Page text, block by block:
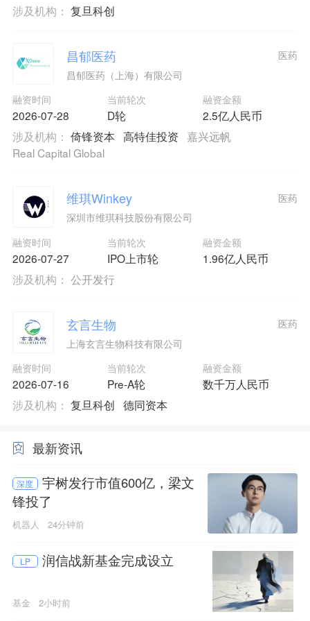
涉及机构： 复旦科创
昌郁医药
昌郁医药（上海）有限公司
融资时间
2026-07-28
当前轮次
D轮
融资金额
2.5亿人民币
医药
涉及机构： 倚锋资本 高特佳投资 嘉兴远帆
Real Capital Global
维琪Winkey
深圳市维琪科技股份有限公司
融资时间
2026-07-27
当前轮次
IPO上市轮
融资金额
1.96亿人民币
医药
涉及机构： 公开发行
玄言生物
上海玄言生物科技有限公司
融资时间
2026-07-16
当前轮次
Pre-A轮
融资金额
数千万人民币
医药
涉及机构： 复旦科创 德同资本
最新资讯
深度
宇树发行市值600亿，梁文
锋投了
机器人 24分钟前
LP 润信战新基金完成设立
基金 2小时前